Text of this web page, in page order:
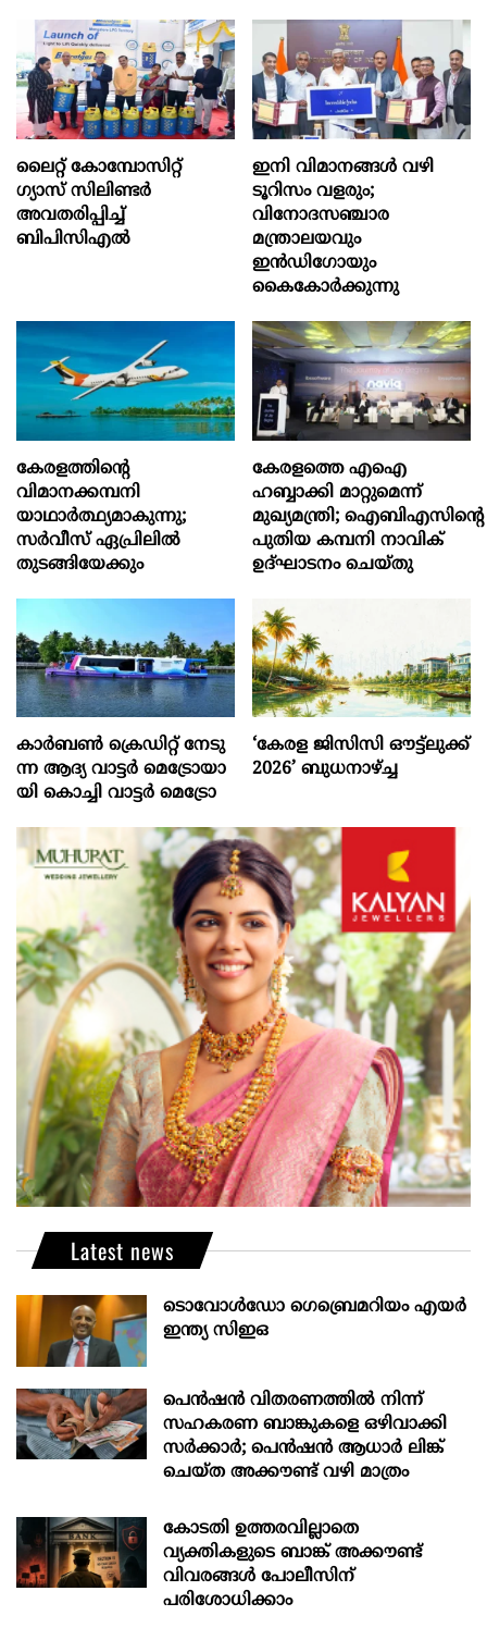
ലൈറ്റ് കോമ്പോസിറ്റ്
ഗ്യാസ് സിലിണ്ടർ
അവതരിപ്പിച്ച്
ബിപിസിഎൽ
ഇനി വിമാനങ്ങള്‍ വഴി
ടൂറിസം വളരും;
വിനോദസഞ്ചാര
മന്ത്രാലയവും
ഇന്‍ഡിഗോയും
കൈകോര്‍ക്കുന്നു
കേരളത്തിന്റെ
വിമാനക്കമ്പനി
യാഥാര്‍ത്ഥ്യമാകുന്നു;
സര്‍വീസ് ഏപ്രിലില്‍
തുടങ്ങിയേക്കും
കേരളത്തെ എഐ
ഹബ്ബാക്കി മാറ്റുമെന്ന്
മുഖ്യമന്ത്രി; ഐബിഎസിന്റെ
പുതിയ കമ്പനി നാവിക്
ഉദ്ഘാടനം ചെയ്തു
കാ​ര്‍​ബ​ണ്‍ ക്രെ​ഡി​റ്റ് നേ​ടു​
ന്ന ആ​ദ്യ വാ​ട്ട​ര്‍ മെ​ട്രോ​യാ​
യി കൊ​ച്ചി വാ​ട്ട​ര്‍ മെ​ട്രോ
‘കേരള ജിസിസി ഔട്ട്ലുക്ക്
2026’ ബുധനാഴ്ച്ച
Latest news
ടൊവോൾഡോ ഗെബ്രെമറിയം എയർ
ഇന്ത്യ സിഇഒ
പെൻഷൻ വിതരണത്തിൽ നിന്ന്
സഹകരണ ബാങ്കുകളെ ഒഴിവാക്കി
സർക്കാർ; പെൻഷൻ ആധാർ‌ ലിങ്ക്
ചെയ്ത അക്കൗണ്ട് വഴി മാത്രം
കോടതി ഉത്തരവില്ലാതെ
വ്യക്തികളുടെ ബാങ്ക് അക്കൗണ്ട്
വിവരങ്ങൾ പോലീസിന്
പരിശോധിക്കാം